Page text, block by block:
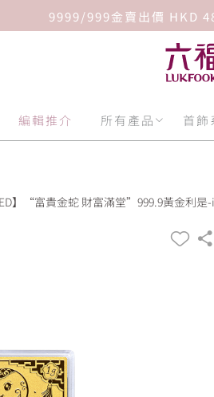
9999/999金賣出價 HKD
編輯推介 所有產品 首飾
】“富貴金蛇 財富滿堂”999.9黃金利是